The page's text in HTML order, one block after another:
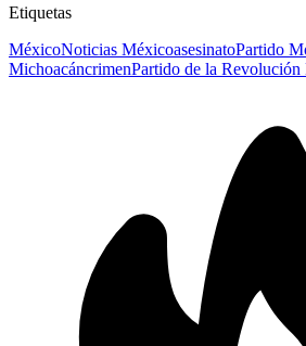
Etiquetas
MéxicoNoticias MéxicoasesinatoPartido
MichoacáncrimenPartido de la